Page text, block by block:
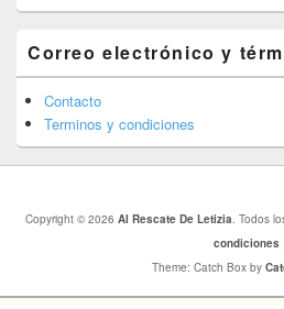
Correo electrónico y
Contacto
Terminos y condiciones
Copyright © 2026 Al Rescate De Letizia . Todos
condiciones
Theme: Catch Box by